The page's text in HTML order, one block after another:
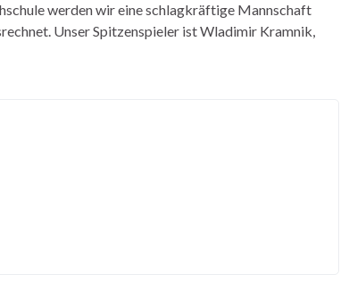
werden wir eine schlagkräftige Mannschaft
Unser Spitzenspieler ist Wladimir Kramnik,